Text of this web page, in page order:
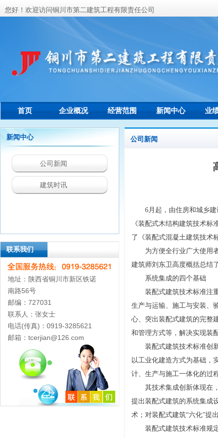
首页 企业概况 经营范围 新闻中心 业
您好！欢迎访问铜川市第二建筑工程有限责任公司
6月起，由住房和城乡
《装配式木结构建筑技术
了《装配式混凝土建筑技术
为方便全行业广大使用
建筑师刘东卫高度概括总结
系统集成的四个基础
装配式建筑技术标准注
生产与运输、施工与安装、
心、突出装配式建筑的完整
和管理方式等，解决实现装
装配式建筑技术标准创
以工业化建造方式为基础，
计、生产与施工一体化的过
其技术集成创新体现在
提出装配式建筑的系统集成
术；对装配式建筑“六化”提
装配式建筑技术标准规
联系我们
公司新闻
新闻中心
公司新闻
建筑时讯
联系我们
地址：陕西省铜川市新区铁诺
南路56号
邮编：727031
联系人：张女士
电话(传真)：0919-3285621
邮箱：tcerjian@126.com